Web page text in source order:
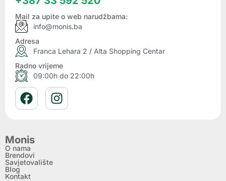
Mail za upite o web narudžbama:
info@monis.ba
Adresa
Franca Lehara 2 / Alta Shopping Centar
Radno vrijeme
09:00h do 22:00h
Monis
O nama
Brendovi
Savjetovalište
Blog
Kontakt